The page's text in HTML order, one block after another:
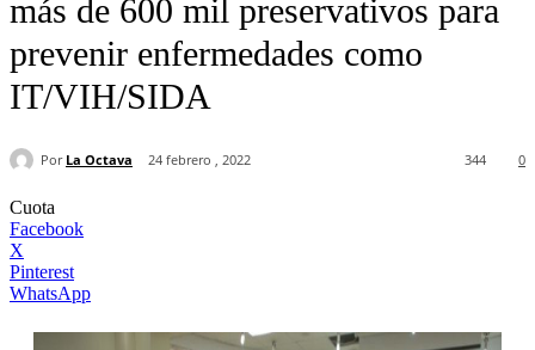
más de 600 mil preservativos para
prevenir enfermedades como
IT/VIH/SIDA
Por La Octava 24 febrero , 2022 0
344
Cuota
Facebook
X
Pinterest
WhatsApp